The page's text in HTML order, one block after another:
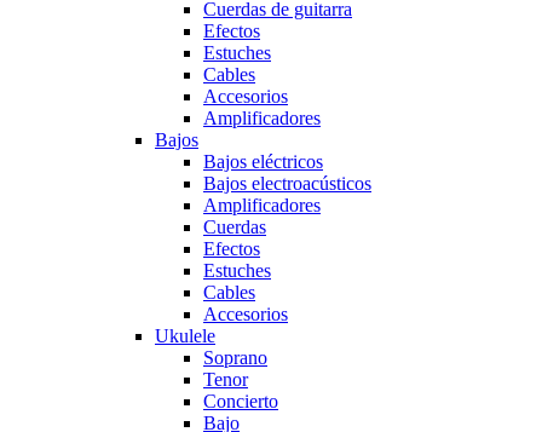
Cuerdas de guitarra
Efectos
Estuches
Cables
Accesorios
Amplificadores
Bajos
Bajos eléctricos
Bajos electroacústicos
Amplificadores
Cuerdas
Efectos
Estuches
Cables
Accesorios
Ukulele
Soprano
Tenor
Concierto
Bajo